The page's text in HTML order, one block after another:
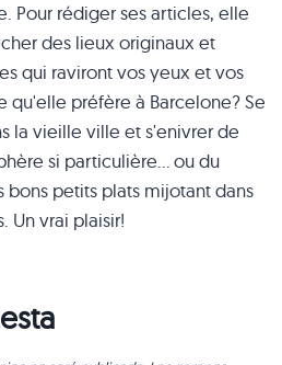
Pour rédiger ses articles, elle
des lieux originaux et
qui raviront vos yeux et vos
qu'elle préfère à Barcelone? Se
la vieille ville et s'enivrer de
si particulière... ou du
bons petits plats mijotant dans
Un vrai plaisir!